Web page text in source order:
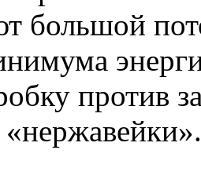
большой
против